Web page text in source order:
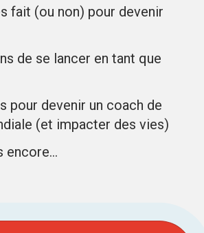
fait (ou non) pour devenir
de se lancer en tant que
pour devenir un coach de
(et impacter des vies)​
encore...​